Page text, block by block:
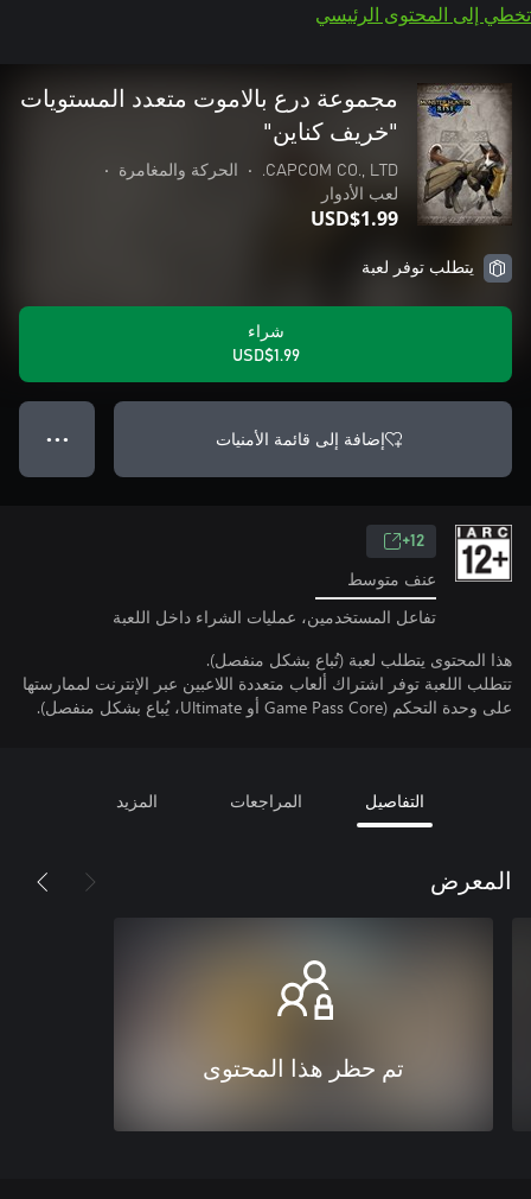
تخطي إلى المحتوى الرئيسي
مجموعة درع بالاموت متعدد المستويات
"خريف كناين"
CAPCOM CO., LTD.
• الحركة والمغامرة
•
لعب الأدوار
USD$1.99
يتطلب توفر لعبة
شراء
USD$1.99
إضافة إلى قائمة الأمنيات ● ● ●
12+
عنف متوسط
تفاعل المستخدمين، عمليات الشراء داخل اللعبة
هذا المحتوى يتطلب لعبة (تُباع بشكل منفصل).
تتطلب اللعبة توفر اشتراك ألعاب متعددة اللاعبين عبر الإنترنت لممارستها
على وحدة التحكم (Game Pass Core أو Ultimate، يُباع بشكل منفصل).
التفاصيل المراجعات المزيد
المعرض
تم حظر هذا المحتوى